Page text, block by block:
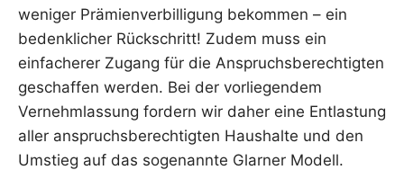
weniger Prämienverbilligung bekommen – ein
bedenklicher Rückschritt! Zudem muss ein
einfacherer Zugang für die Anspruchsberechtigten
geschaffen werden. Bei der vorliegendem
Vernehmlassung fordern wir daher eine Entlastung
aller anspruchsberechtigten Haushalte und den
Umstieg auf das sogenannte Glarner Modell.